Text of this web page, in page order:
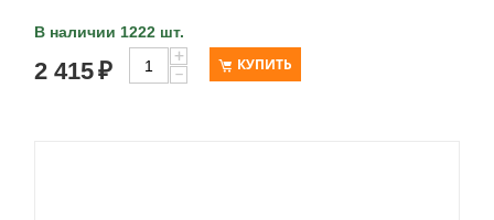
В наличии 1222 шт.
2 415₽
+
−
КУПИТЬ